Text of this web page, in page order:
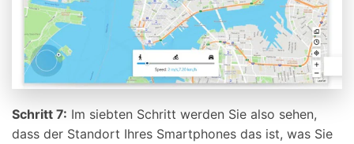
Schritt 7: Im siebten Schritt werden Sie also sehen,
dass der Standort Ihres Smartphones das ist, was Sie